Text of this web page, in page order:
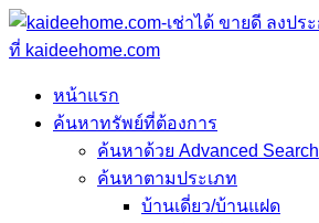
หน้าแรก
ค้นหาทรัพย์ที่ต้องการ
ค้นหาด้วย Advanced Search
ค้นหาตามประเภท
บ้านเดี่ยว/บ้านแฝด